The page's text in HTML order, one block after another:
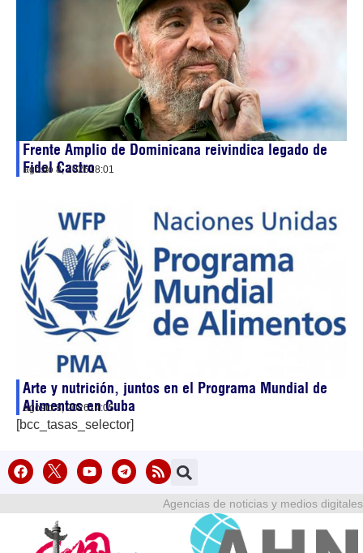
Frente Amplio de Dominicana reivindica legado de
Fidel Castro
agosto 8, 202618:01
Arte y nutrición, juntos en el Programa Mundial de
Alimentos en Cuba
agosto 8, 202614:05
[bcc_tasas_selector]
Agencias de noticias y medios digitales